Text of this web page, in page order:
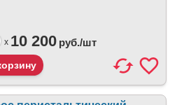
x 10 200 руб./шт